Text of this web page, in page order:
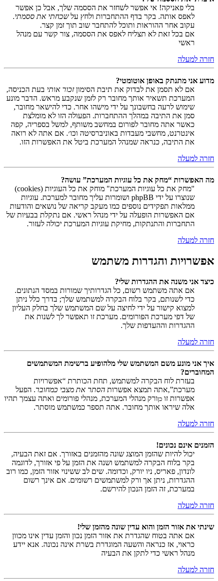
בלי פאניקה! אי אפשר לשחזר את הססמה שלך, אבל כן אפשר
לאפס אותה. בקר בדף ההתחברות ולחץ עלשכחתי את ססמתי.
עקוב אחר ההוראות ותוכל להתחבר שוב תוך זמן קצר.
אם בכל זאת לא תצליח לאפס את הססמה, צור קשר עם מנהל
ראשי
חזרה למעלה
מדוע אני מתנתק באופן אוטומטי?
אם לא תסמן את לבדוק את תיבת הסימוןזכור אותי בעת הכניסה,
המערכת תשאיר אותך מחובר רק לזמן שנקבע מראש. הדבר מונע
שימוש לרעה בחשבונך על ידי מישהו אחר. כדי להישאר מחובר,
סמן את התיבה במהלך ההתחברות. הפעולה הזו לא מומלצת
כאשר אתה מחובר לפורום במחשב משותף, למשל בספריה, קפה
אינטרנט, מחשבי מעבדות באוניברסיטה וכו׳. אם אתה לא רואה
את התיבה, כנראה שמנהל המערכת ביטל את האפשרות הזו.
חזרה למעלה
מה האפשרות “מחק את כל עוגיות המערכת” עושה?
"מחק את כל עוגיות המערכת" מוחק את כל העוגיות (cookies)
שנוצרו על ידי phpBB ושומרות עליך מחובר למערכת. עוגיות
ממלאות תפקידים נוספים כמו מעקב קריאה של נושאים והודעות
אם האפשרות הופעלה על ידי מנהל ראשי. אם נתקלת בבעיות של
התחברות והתנתקות, מחיקת עוגיות המערכת יכולה לעזור.
חזרה למעלה
אפשרויות והגדרות משתמש
כיצד אני משנה את ההגדרות שלי?
אם אתה משתמש רשום, כל הגדרותיך שמורות במסד הנתונים.
כדי לשנותם, בקר בלוח הבקרה למשתמש שלך; בדרך כלל ניתן
למצוא קישור על ידי לחיצה על שם המשתמש שלך בחלק העליון
של דפי מערכת הפורומים. מערכת זו תאפשר לך לשנות את
ההגדרות וההעדפות שלך.
חזרה למעלה
איך אני מונע משם המשתמש שלי מלהופיע ברשימת המשתמשים
המחוברים?
בעזרת לוח הבקרה למשתמש, תחת הכותרת “אפשרויות
מערכת”,אתה תמצא אפשרות הסתר את מצבי כמחובר. הפעל
אפשרות זו כןורק מנהלי המערכת, מנהלי פורומים ואתה עצמך תהיו
אלה שיראו אותך מחובר. אתה תספר כמשתמש מוסתר.
חזרה למעלה
הזמנים אינם נכונים!
יכול להיות שהזמן המוצג שונה מהזמנים באזורך. אם זאת הבעיה,
בקר בלוח הבקרה למשתמש ושנה את הזמן על פי אזורך, לדוגמה
לונדון, פאריס, ניו יורק, וכדומה. שים לב ששינוי אזור הזמן, כמו רוב
ההגדרות, ניתן אך ורק למשתמשים רשומים. אם אינך רשום
במערכת, זה הזמן הנכון להירשם.
חזרה למעלה
שינתי את אזור הזמן והוא עדין שונה מהזמן שלי!
אם אתה בטוח שהגדרת את אזור הזמן נכון והזמן עדין אינו מכוון
כראוי, אז כנראה והשעה המוגדרת בשרת אינה נכונה. אנא יידע
מנהל ראשי כדי לתקן את הבעיה
חזרה למעלה